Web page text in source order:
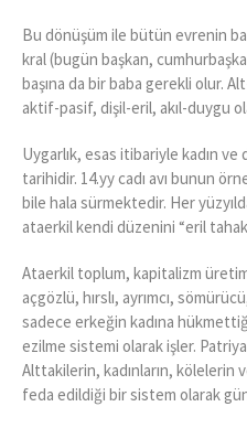
Bu dönüşüm ile bütün evrenin
kral (bugün başkan,
başına da bir baba gerekli olur.
aktif-pasif, dişil-eril, akıl-duygu
Uygarlık, esas itibariyle kadın
tarihidir. 14.yy cadı avı bunun
bile hala sürmektedir. Her
ataerkil kendi düzenini “eril
Ataerkil toplum, kapitalizm
açgözlü, hırslı, ayrımcı,
sadece erkeğin kadına
ezilme sistemi olarak işler.
Alttakilerin, kadınların, kölelerin
feda edildiği bir sistem olarak